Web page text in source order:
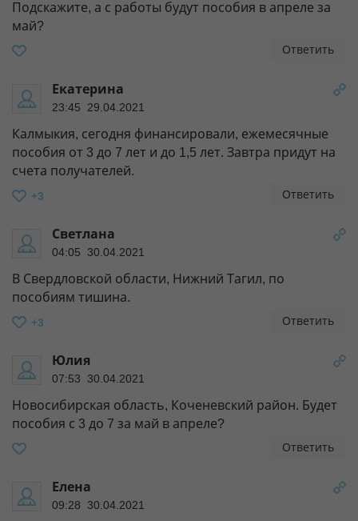
Подскажите, а с работы будут пособия в апреле за
май?
Ответить
Екатерина
23:45 29.04.2021
Калмыкия, сегодня финансировали, ежемесячные
пособия от 3 до 7 лет и до 1,5 лет. Завтра придут на
счета получателей.
+3 Ответить
Светлана
04:05 30.04.2021
В Свердловской области, Нижний Тагил, по
пособиям тишина.
+3 Ответить
Юлия
07:53 30.04.2021
Новосибирская область, Коченевский район. Будет
пособия с 3 до 7 за май в апреле?
Ответить
Елена
09:28 30.04.2021